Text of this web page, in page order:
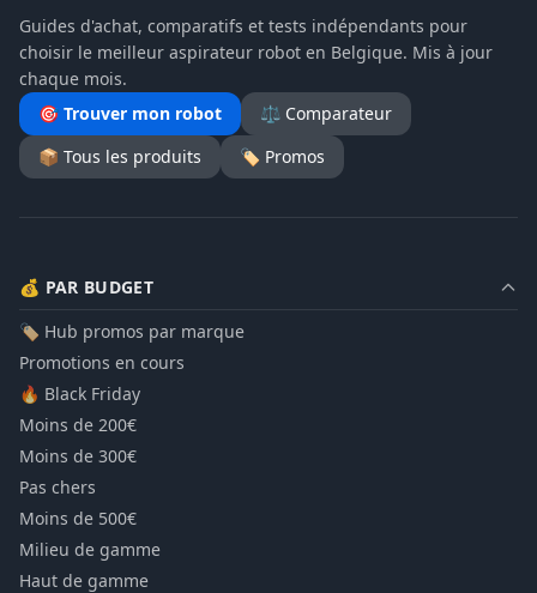
Guides d'achat, comparatifs et tests indépendants pour
choisir le meilleur aspirateur robot en Belgique. Mis à jour
chaque mois.
🎯 Trouver mon robot
⚖️ Comparateur
📦 Tous les produits
🏷️ Promos
💰 PAR BUDGET
🏷️ Hub promos par marque
Promotions en cours
🔥 Black Friday
Moins de 200€
Moins de 300€
Pas chers
Moins de 500€
Milieu de gamme
Haut de gamme